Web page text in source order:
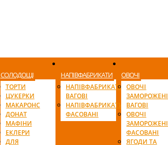
СОЛОДОЩІ
ТОРТИ
ЦУКЕРКИ
МАКАРОНС
ДОНАТ
МАФІНИ
ЕКЛЕРИ
ДЛЯ
НАПІВФАБРИКАТИ
НАПІВФАБРИКАТИ
ВАГОВІ
НАПІВФАБРИКАТИ
ФАСОВАНІ
ОВОЧІ
ОВОЧІ
ЗАМОРОЖЕНІ
ВАГОВІ
ОВОЧІ
ЗАМОРОЖЕНІ
ФАСОВАНІ
ЯГОДИ ТА